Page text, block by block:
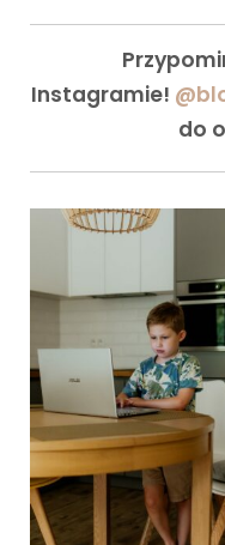
Instagramie!
do